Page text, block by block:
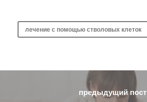
лечение с помощью стволовых клеток
предыдущий пост